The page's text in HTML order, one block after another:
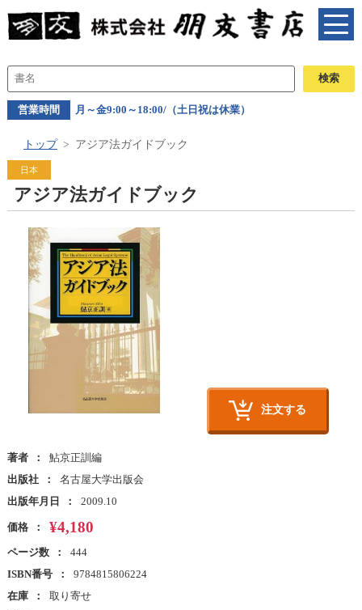
営業時間 月～金9:00～18:00/（土日祝は休業）
トップ アジア法ガイドブック
日本
アジア法ガイドブック
注文する
著者
鮎京正訓編
出版社
名古屋大学出版会
出版年月日
2009.10
価格 ¥4,180
ページ数
444
ISBN番号
9784815806224
在庫
取り寄せ